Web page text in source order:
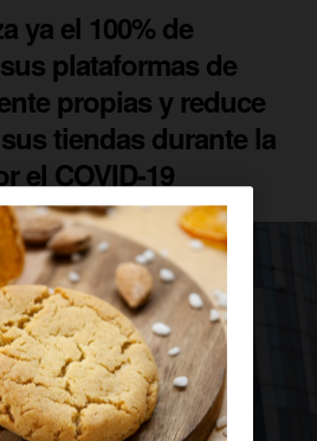
ya el 100% de
plataformas de
propias y reduce
tiendas durante la
el COVID-19